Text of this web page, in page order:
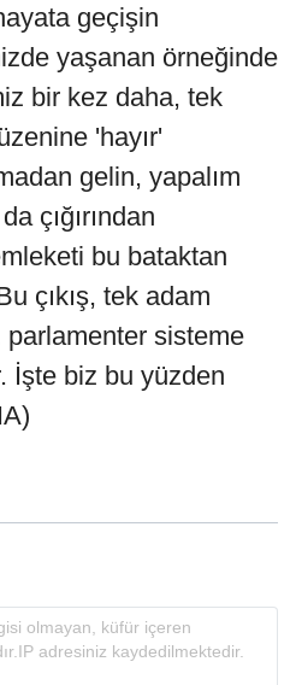
geçişin
yaşanan örneğinde
bir kez daha, tek
'hayır'
gelin, yapalım
çığırından
bu bataktan
çıkış, tek adam
sisteme
İşte biz bu yüzden